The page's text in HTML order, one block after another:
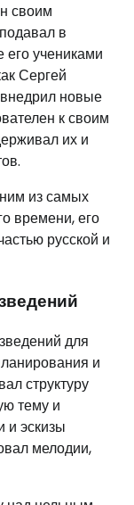
своим
в
его учениками
Сергей
новые
к своим
их и
из самых
времени, его
русской и
для
и
структуру
тему и
и эскизы
мелодии,